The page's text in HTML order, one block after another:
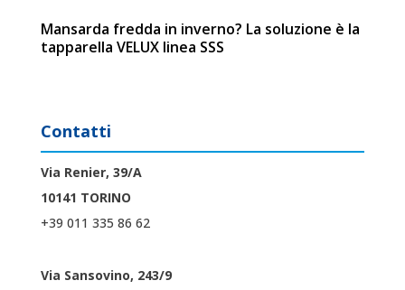
Mansarda fredda in inverno? La soluzione è la
tapparella VELUX linea SSS
Contatti
Via Renier, 39/A
10141 TORINO
+39 011 335 86 62
Via Sansovino, 243/9